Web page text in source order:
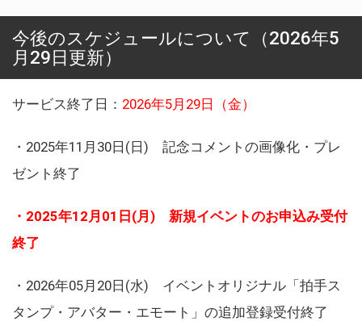
今後のスケジュールについて（2026年5
月29日更新）
サービス終了日： 2026年5月29日（金）
・2025年11月30日(日) 記念コメントの画像化・プレ
ゼント終了
・2025年12月01日(月) 新規イベントのお申込み受付
終了
・2026年05月20日(水) イベントオリジナル「拍手ス
タンプ・アバター・エモート」の追加登録受付終了